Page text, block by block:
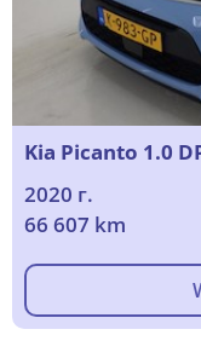
Kia Picanto 1.0
2020 г.
66 607 km